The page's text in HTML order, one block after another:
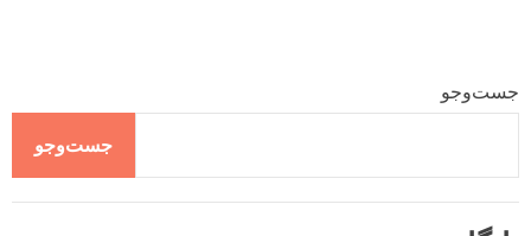
جست‌وجو
جست‌وجو